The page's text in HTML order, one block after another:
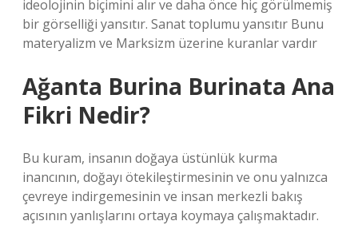
ideolojinin biçimini alır ve daha önce hiç görülmemiş
bir görselliği yansıtır. Sanat toplumu yansıtır Bunu
materyalizm ve Marksizm üzerine kuranlar vardır
Ağanta Burina Burinata Ana
Fikri Nedir?
Bu kuram, insanın doğaya üstünlük kurma
inancının, doğayı ötekileştirmesinin ve onu yalnızca
çevreye indirgemesinin ve insan merkezli bakış
açısının yanlışlarını ortaya koymaya çalışmaktadır.